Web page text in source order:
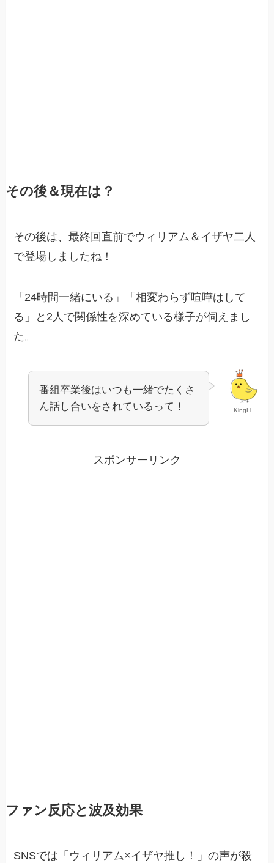
その後＆現在は？
その後は、最終回直前でウィリアム＆イザヤ二人
で登場しましたね！
「24時間一緒にいる」「相変わらず喧嘩はして
る」と2人で関係性を深めている様子が伺えまし
た。
KingH
番組卒業後はいつも一緒でたくさ
ん話し合いをされているって！
スポンサーリンク
ファン反応と波及効果
SNSでは「ウィリアム×イザヤ推し！」の声が殺